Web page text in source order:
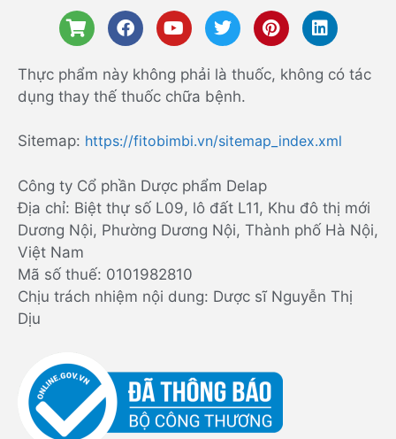
Thực phẩm này không phải là thuốc, không có tác
dụng thay thế thuốc chữa bệnh.
Sitemap: https://fitobimbi.vn/sitemap_index.xml
Công ty Cổ phần Dược phẩm Delap
Địa chỉ: Biệt thự số L09, lô đất L11, Khu đô thị mới
Dương Nội, Phường Dương Nội, Thành phố Hà Nội,
Việt Nam
Mã số thuế: 0101982810
Chịu trách nhiệm nội dung: Dược sĩ Nguyễn Thị
Dịu